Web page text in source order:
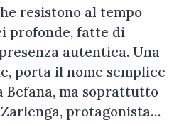
resistono al tempo
profonde, fatte di
autentica. Una
porta il nome semplice
Befana, ma soprattutto
protagonista…